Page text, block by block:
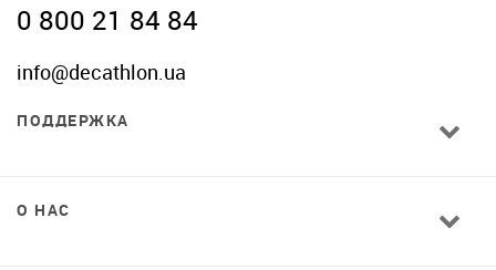
0 800 21 84 84
info@decathlon.ua
ПОДДЕРЖКА
О НАС